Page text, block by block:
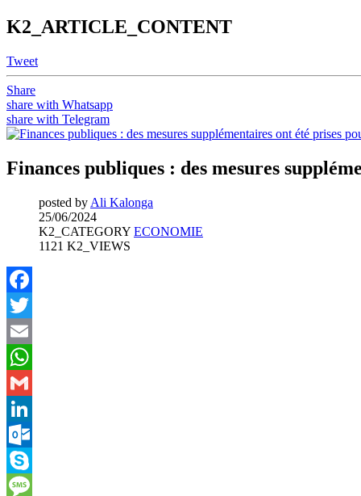
K2_ARTICLE_CONTENT
Tweet
Share
share with Whatsapp
share with Telegram
Finances publiques : des mesures
posted by Ali Kalonga
25/06/2024
K2_CATEGORY ECONOMIE
1121 K2_VIEWS
Facebook
Twitter
Email
WhatsApp
Gmail
LinkedIn
Outlook.com
Skype